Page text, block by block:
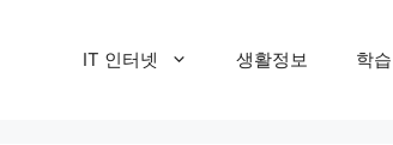
IT 인터넷 생활정보 학습